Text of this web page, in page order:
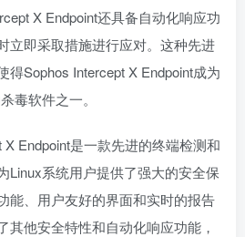
X Endpoint还具备自动化响应功
立即采取措施进行应对。这种先进
得Sophos Intercept X Endpoint成为
毒软件之一。
Endpoint是一款先进的终端检测和
Linux系统用户提供了强大的安全保
能、用户友好的界面和实时的报告
其他安全特性和自动化响应功能，